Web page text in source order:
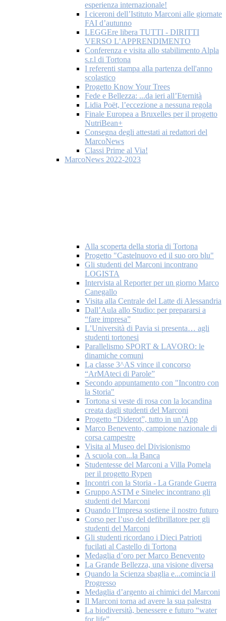
esperienza internazionale!
I ciceroni dell’Istituto Marconi alle giornate
FAI d’autunno
LEGGEre libera TUTTI - DIRITTI
VERSO L’APPRENDIMENTO
Conferenza e visita allo stabilimento Alpla
s.r.l di Tortona
I referenti stampa alla partenza dell'anno
scolastico
Progetto Know Your Trees
Fede e Bellezza: ...da ieri all’Eternità
Lidia Poët, l’eccezione a nessuna regola
Finale Europea a Bruxelles per il progetto
NutriBean+
Consegna degli attestati ai redattori del
MarcoNews
Classi Prime al Via!
MarcoNews 2022-2023
Alla scoperta della storia di Tortona
Progetto "Castelnuovo ed il suo oro blu"
Gli studenti del Marconi incontrano
LOGISTA
Intervista al Reporter per un giorno Marco
Canegallo
Visita alla Centrale del Latte di Alessandria
Dall’Aula allo Studio: per prepararsi a
“fare impresa”
L’Università di Pavia si presenta… agli
studenti tortonesi
Parallelismo SPORT & LAVORO: le
dinamiche comuni
La classe 3^AS vince il concorso
“ArMAteci di Parole”
Secondo appuntamento con "Incontro con
la Storia"
Tortona si veste di rosa con la locandina
creata dagli studenti del Marconi
Progetto “Diderot”, tutto in un’App
Marco Benevento, campione nazionale di
corsa campestre
Visita al Museo del Divisionismo
A scuola con...la Banca
Studentesse del Marconi a Villa Pomela
per il progetto Rypen
Incontri con la Storia - La Grande Guerra
Gruppo ASTM e Sinelec incontrano gli
studenti del Marconi
Quando l’Impresa sostiene il nostro futuro
Corso per l’uso del defibrillatore per gli
studenti del Marconi
Gli studenti ricordano i Dieci Patrioti
fucilati al Castello di Tortona
Medaglia d’oro per Marco Benevento
La Grande Bellezza, una visione diversa
Quando la Scienza sbaglia e...comincia il
Progresso
Medaglia d’argento ai chimici del Marconi
Il Marconi torna ad avere la sua palestra
La biodiversità, benessere e futuro “water